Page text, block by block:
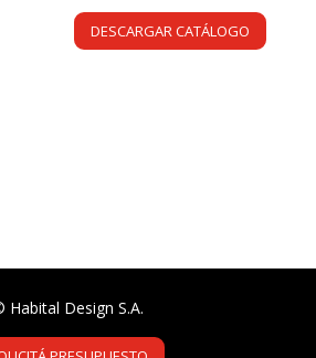
DESCARGAR CATÁLOGO
Habital Design S.A.